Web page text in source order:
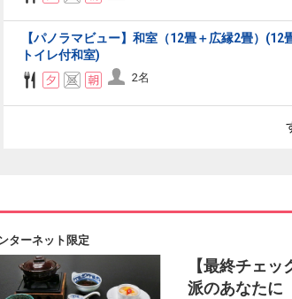
【パノラマビュー】和室（12畳＋広縁2畳）(12
トイレ付和室)
2名
ターネット限定
【最終チェ
派のあなたに